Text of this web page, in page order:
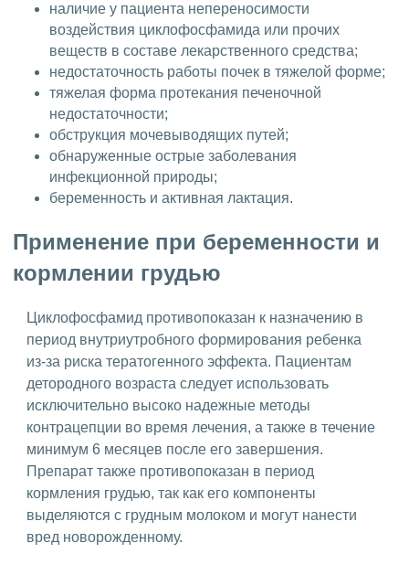
наличие у пациента непереносимости
воздействия циклофосфамида или прочих
веществ в составе лекарственного средства;
недостаточность работы почек в тяжелой форме;
тяжелая форма протекания печеночной
недостаточности;
обструкция мочевыводящих путей;
обнаруженные острые заболевания
инфекционной природы;
беременность и активная лактация.
Применение при беременности и
кормлении грудью
Циклофосфамид противопоказан к назначению в
период внутриутробного формирования ребенка
из-за риска тератогенного эффекта. Пациентам
детородного возраста следует использовать
исключительно высоко надежные методы
контрацепции во время лечения, а также в течение
минимум 6 месяцев после его завершения.
Препарат также противопоказан в период
кормления грудью, так как его компоненты
выделяются с грудным молоком и могут нанести
вред новорожденному.